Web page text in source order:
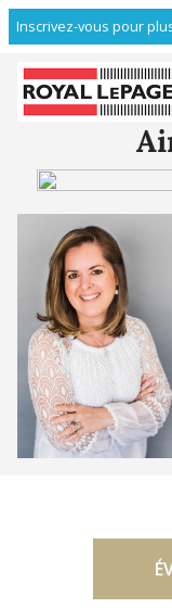
Inscrivez-vous pour